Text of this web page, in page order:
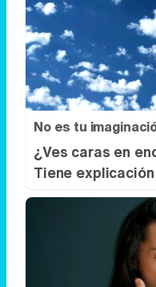
No es tu
¿Ves caras en
Tiene explicación